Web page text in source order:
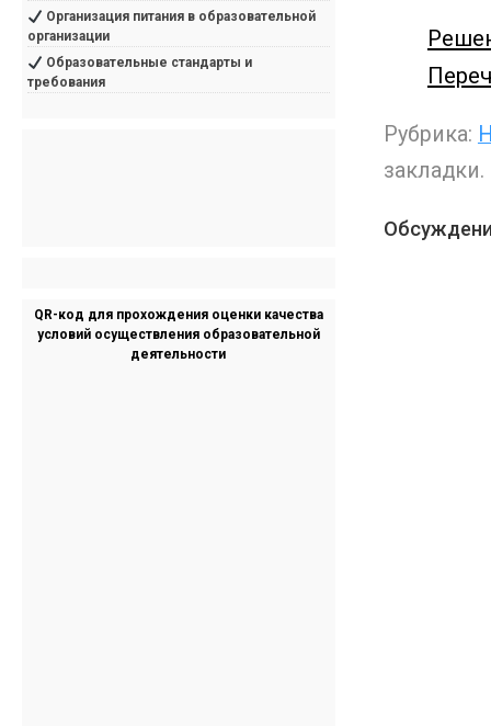
Рубрика:
закладки.
Организация питания в образовательной
организации
Образовательные стандарты и
требования
QR-код для прохождения оценки качества
условий осуществления образовательной
деятельности